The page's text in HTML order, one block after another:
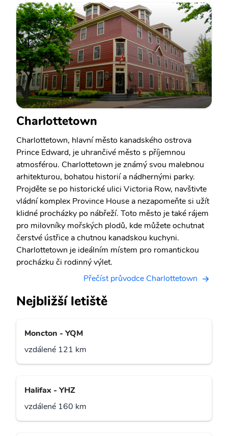
Charlottetown
Charlottetown, hlavní město kanadského ostrova
Prince Edward, je uhrančivé město s příjemnou
atmosférou. Charlottetown je známý svou malebnou
arhitekturou, bohatou historií a nádhernými parky.
Projděte se po historické ulici Victoria Row, navštivte
vládní komplex Province House a nezapomeňte si užít
klidné procházky po nábřeží. Toto město je také rájem
pro milovníky mořských plodů, kde můžete ochutnat
čerstvé ústřice a chutnou kanadskou kuchyni.
Charlottetown je ideálním místem pro romantickou
procházku či rodinný výlet.
Přečíst průvodce Charlottetown
Nejbližší letiště
Moncton - YQM
vzdálené 121 km
Halifax - YHZ
vzdálené 160 km